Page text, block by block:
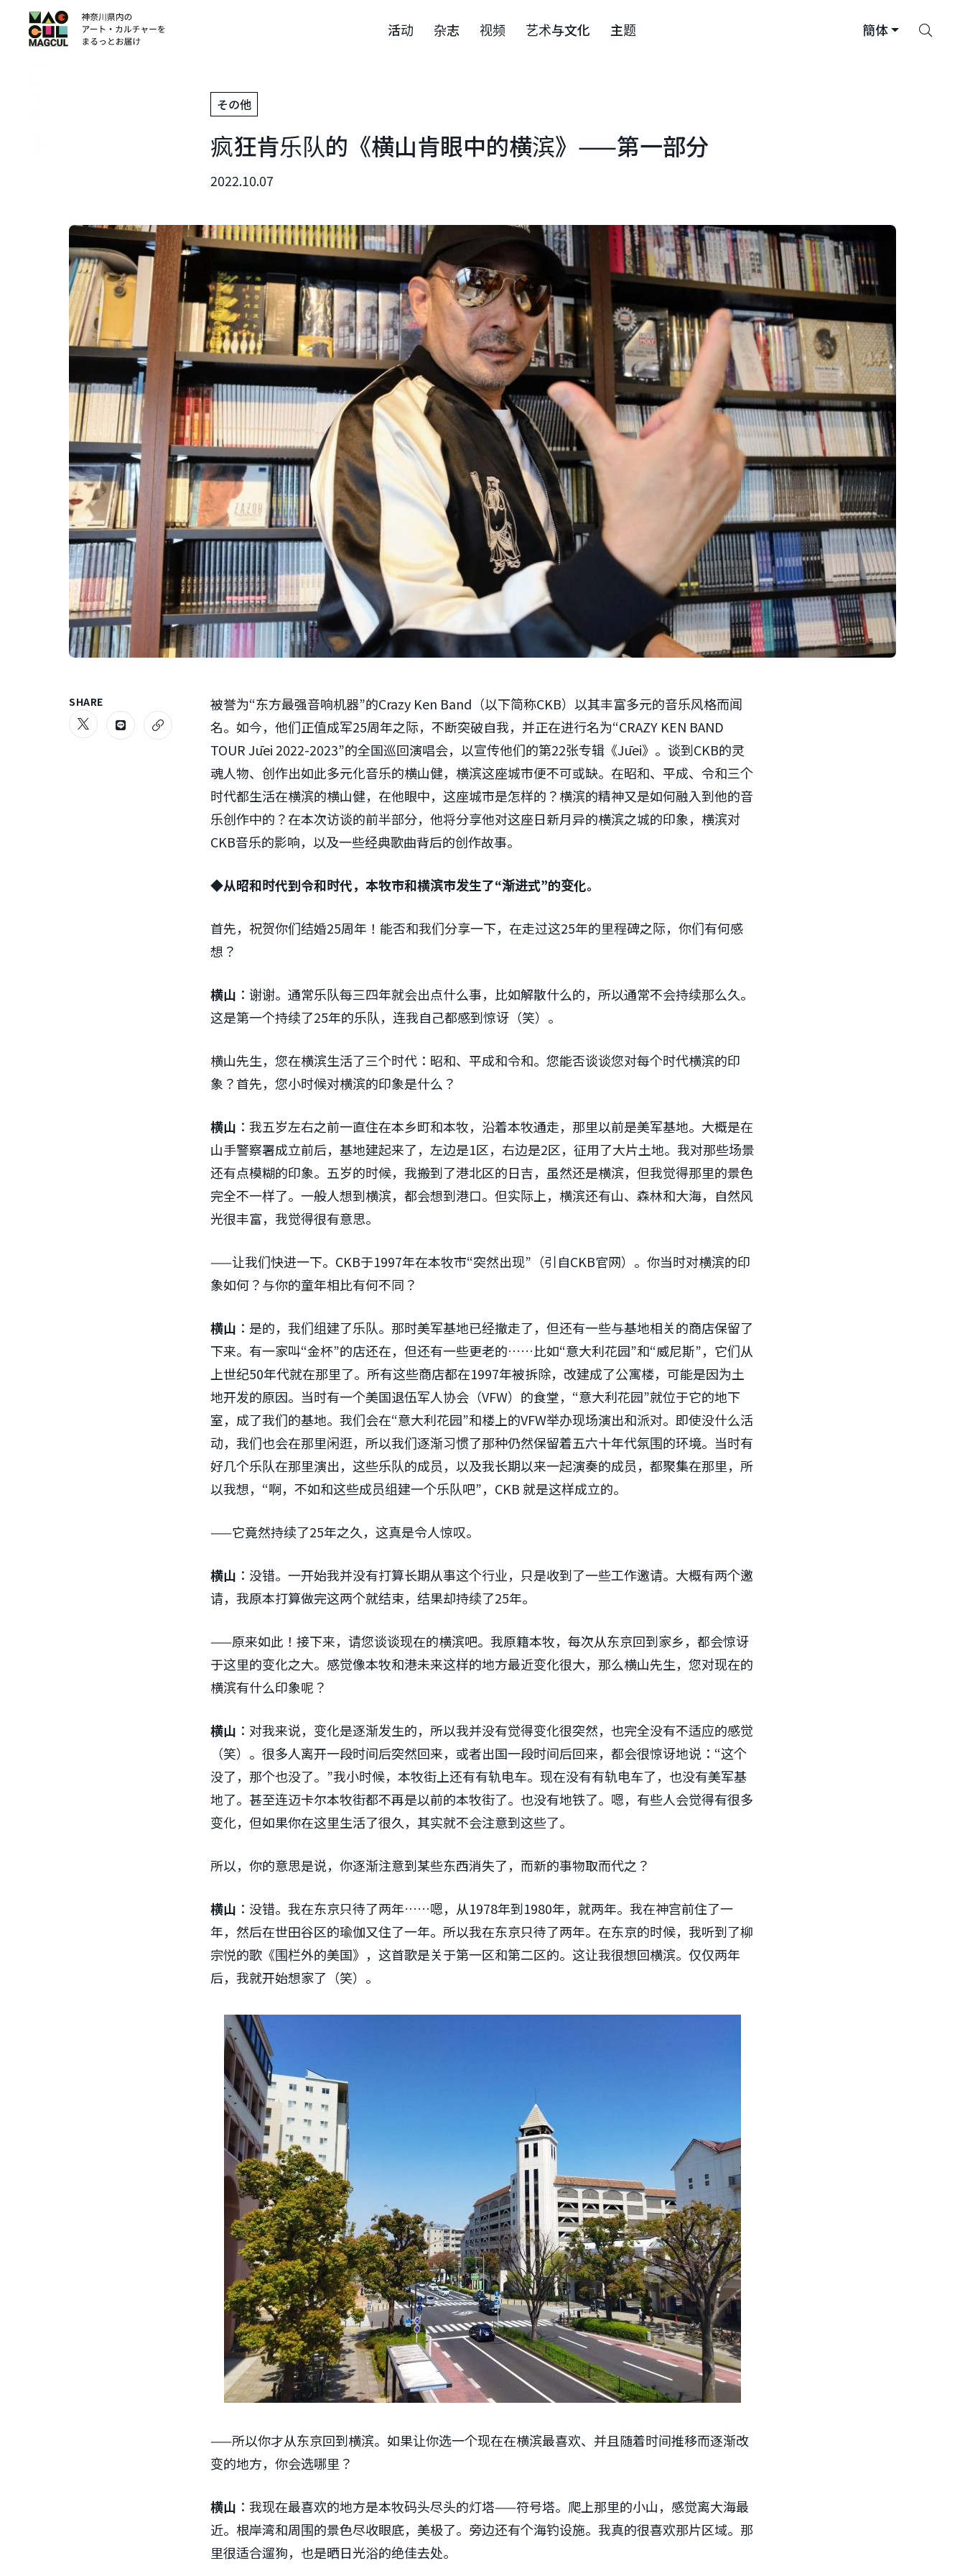
活动 杂志 视频 艺术与文化 主题 簡体
索
ン
テ
ン
その他
疯狂肯乐队的《横山肯眼中的横滨》——第一部分
2022.10.07
被誉为“东方最强音响机器”的Crazy Ken Band（以下简称CKB）以其丰富多元的音乐风格而闻
名。如今，他们正值成军25周年之际，不断突破自我，并正在进行名为“CRAZY KEN BAND
TOUR Jūei 2022-2023”的全国巡回演唱会，以宣传他们的第22张专辑《Jūei》。谈到CKB的灵
魂人物、创作出如此多元化音乐的横山健，横滨这座城市便不可或缺。在昭和、平成、令和三个
时代都生活在横滨的横山健，在他眼中，这座城市是怎样的？横滨的精神又是如何融入到他的音
乐创作中的？在本次访谈的前半部分，他将分享他对这座日新月异的横滨之城的印象，横滨对
CKB音乐的影响，以及一些经典歌曲背后的创作故事。
◆从昭和时代到令和时代，本牧市和横滨市发生了“渐进式”的变化。
首先，祝贺你们结婚25周年！能否和我们分享一下，在走过这25年的里程碑之际，你们有何感
想？
横山 ：谢谢。通常乐队每三四年就会出点什么事，比如解散什么的，所以通常不会持续那么久。
这是第一个持续了25年的乐队，连我自己都感到惊讶（笑）。
横山先生，您在横滨生活了三个时代：昭和、平成和令和。您能否谈谈您对每个时代横滨的印
象？首先，您小时候对横滨的印象是什么？
横山 ：我五岁左右之前一直住在本乡町和本牧，沿着本牧通走，那里以前是美军基地。大概是在
山手警察署成立前后，基地建起来了，左边是1区，右边是2区，征用了大片土地。我对那些场景
还有点模糊的印象。五岁的时候，我搬到了港北区的日吉，虽然还是横滨，但我觉得那里的景色
完全不一样了。一般人想到横滨，都会想到港口。但实际上，横滨还有山、森林和大海，自然风
光很丰富，我觉得很有意思。
——让我们快进一下。CKB于1997年在本牧市“突然出现”（引自CKB官网）。你当时对横滨的印
象如何？与你的童年相比有何不同？
横山 ：是的，我们组建了乐队。那时美军基地已经撤走了，但还有一些与基地相关的商店保留了
下来。有一家叫“金杯”的店还在，但还有一些更老的……比如“意大利花园”和“威尼斯”，它们从
上世纪50年代就在那里了。所有这些商店都在1997年被拆除，改建成了公寓楼，可能是因为土
地开发的原因。当时有一个美国退伍军人协会（VFW）的食堂，“意大利花园”就位于它的地下
室，成了我们的基地。我们会在“意大利花园”和楼上的VFW举办现场演出和派对。即使没什么活
动，我们也会在那里闲逛，所以我们逐渐习惯了那种仍然保留着五六十年代氛围的环境。当时有
好几个乐队在那里演出，这些乐队的成员，以及我长期以来一起演奏的成员，都聚集在那里，所
以我想，“啊，不如和这些成员组建一个乐队吧”，CKB 就是这样成立的。
——它竟然持续了25年之久，这真是令人惊叹。
横山 ：没错。一开始我并没有打算长期从事这个行业，只是收到了一些工作邀请。大概有两个邀
请，我原本打算做完这两个就结束，结果却持续了25年。
——原来如此！接下来，请您谈谈现在的横滨吧。我原籍本牧，每次从东京回到家乡，都会惊讶
于这里的变化之大。感觉像本牧和港未来这样的地方最近变化很大，那么横山先生，您对现在的
横滨有什么印象呢？
横山 ：对我来说，变化是逐渐发生的，所以我并没有觉得变化很突然，也完全没有不适应的感觉
（笑）。很多人离开一段时间后突然回来，或者出国一段时间后回来，都会很惊讶地说：“这个
没了，那个也没了。”我小时候，本牧街上还有有轨电车。现在没有有轨电车了，也没有美军基
地了。甚至连迈卡尔本牧街都不再是以前的本牧街了。也没有地铁了。嗯，有些人会觉得有很多
变化，但如果你在这里生活了很久，其实就不会注意到这些了。
所以，你的意思是说，你逐渐注意到某些东西消失了，而新的事物取而代之？
横山 ：没错。我在东京只待了两年……嗯，从1978年到1980年，就两年。我在神宫前住了一
年，然后在世田谷区的瑜伽又住了一年。所以我在东京只待了两年。在东京的时候，我听到了柳
宗悦的歌《围栏外的美国》，这首歌是关于第一区和第二区的。这让我很想回横滨。仅仅两年
后，我就开始想家了（笑）。
——所以你才从东京回到横滨。如果让你选一个现在在横滨最喜欢、并且随着时间推移而逐渐改
变的地方，你会选哪里？
横山 ：我现在最喜欢的地方是本牧码头尽头的灯塔——符号塔。爬上那里的小山，感觉离大海最
近。根岸湾和周围的景色尽收眼底，美极了。旁边还有个海钓设施。我真的很喜欢那片区域。那
里很适合遛狗，也是晒日光浴的绝佳去处。
SHARE